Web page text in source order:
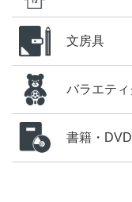
文房具
バラエテ
書籍・